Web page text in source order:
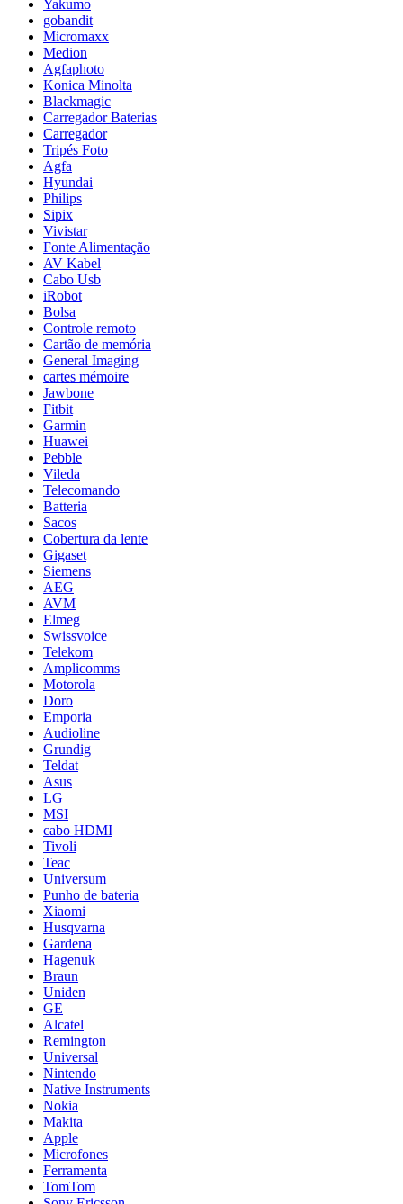
Yakumo
gobandit
Micromaxx
Medion
Agfaphoto
Konica Minolta
Blackmagic
Carregador Baterias
Carregador
Tripés Foto
Agfa
Hyundai
Philips
Sipix
Vivistar
Fonte Alimentação
AV Kabel
Cabo Usb
iRobot
Bolsa
Controle remoto
Cartão de memória
General Imaging
cartes mémoire
Jawbone
Fitbit
Garmin
Huawei
Pebble
Vileda
Telecomando
Batteria
Sacos
Cobertura da lente
Gigaset
Siemens
AEG
AVM
Elmeg
Swissvoice
Telekom
Amplicomms
Motorola
Doro
Emporia
Audioline
Grundig
Teldat
Asus
LG
MSI
cabo HDMI
Tivoli
Teac
Universum
Punho de bateria
Xiaomi
Husqvarna
Gardena
Hagenuk
Braun
Uniden
GE
Alcatel
Remington
Universal
Nintendo
Native Instruments
Nokia
Makita
Apple
Microfones
Ferramenta
TomTom